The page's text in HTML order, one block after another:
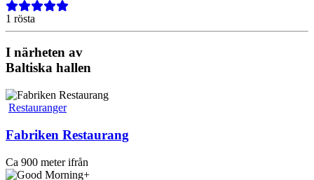
1 rösta
I närheten av
Baltiska hallen
Restauranger
Fabriken Restaurang
Ca 900 meter ifrån